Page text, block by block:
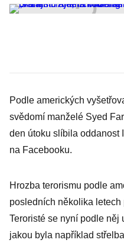
Podle amerických
svědomí manželé Syed
den útoku slíbila oddanost
na Facebooku.
Hrozba terorismu podle
posledních několika
Teroristé se nyní podle něj
jakou byla například